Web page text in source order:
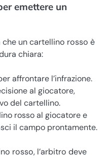
emettere un
un cartellino rosso è
chiara:
affrontare l’infrazione.
al giocatore,
del cartellino.
rosso al giocatore e
il campo prontamente.
rosso, l’arbitro deve